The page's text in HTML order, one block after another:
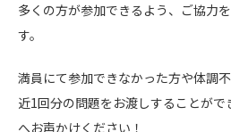
多くの方が参加できるよう、ご協力
す。
満員にて参加できなかった方や体調
近1回分の問題をお渡しすることがで
へお声かけください！